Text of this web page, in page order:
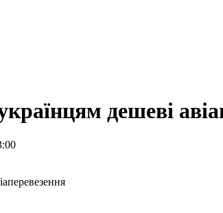
дешеві